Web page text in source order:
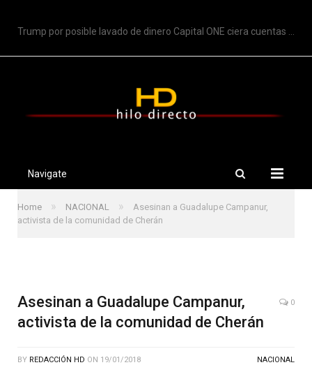
Trump por posible lavado de dinero Capital ONE ciera cuentas de Trump
Navigate
Home » NACIONAL »
Asesinan a Guadalupe Campanur,
activista de la comunidad de Cherán
Asesinan a Guadalupe Campanur,
activista de la comunidad de Cherán
0
BY REDACCIÓN HD ON 19/01/2018 NACIONAL